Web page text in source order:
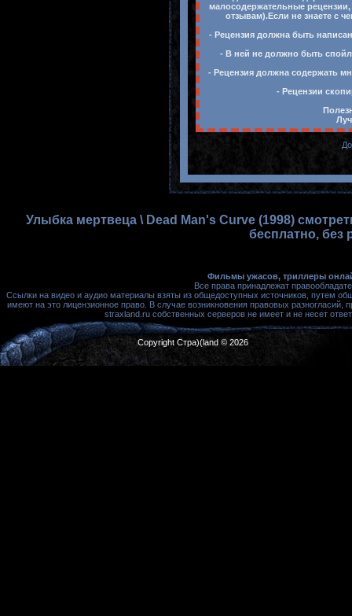
малосодержательные
отзывам).Если не знаете с
- Рецензия должна быть
- В ней не должно быть
- Рецензия должна содержать
- Рецензии
Улыбка мертвеца \ Dead Man's Curve (1998)
бесплатно, без
Фильмы ужасов, триллеры
Все права принадлежат
Ссылки на видео и аудио материалы взяты из общедоступных источников, путем
имеют на это лицензионное право. В случае возникновения правовых
straxland.ru собственных серверов не имеет и не несет
Copyright Стра)(land © 2026